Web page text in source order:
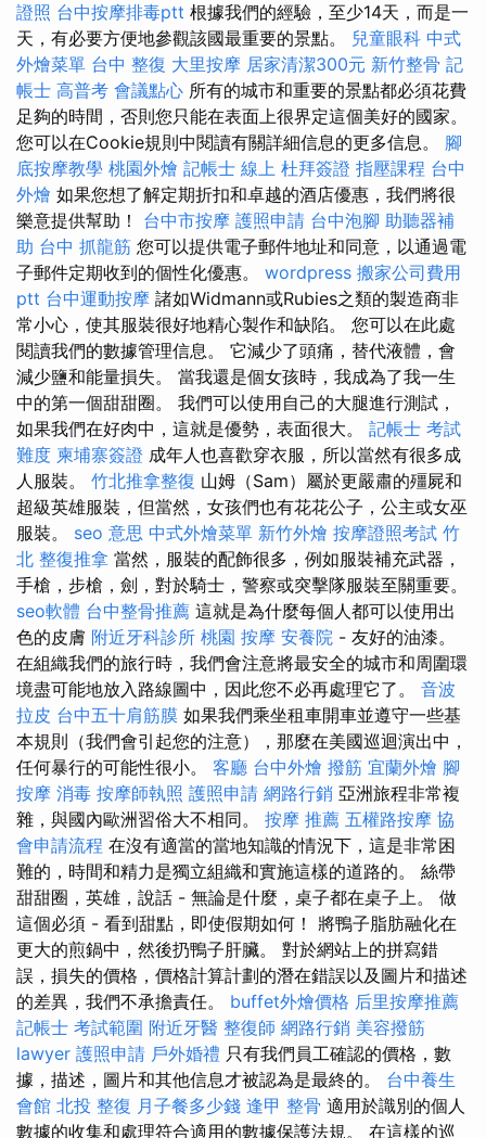
證照 台中按摩排毒ptt 根據我們的經驗，至少14天，而是一
天，有必要方便地參觀該國最重要的景點。 兒童眼科 中式
外燴菜單 台中 整復 大里按摩 居家清潔300元 新竹整骨 記
帳士 高普考 會議點心 所有的城市和重要的景點都必須花費
足夠的時間，否則您只能在表面上很界定這個美好的國家。
您可以在Cookie規則中閱讀有關詳細信息的更多信息。 腳
底按摩教學 桃園外燴 記帳士 線上 杜拜簽證 指壓課程 台中
外燴 如果您想了解定期折扣和卓越的酒店優惠，我們將很
樂意提供幫助！ 台中市按摩 護照申請 台中泡腳 助聽器補
助 台中 抓龍筋 您可以提供電子郵件地址和同意，以通過電
子郵件定期收到的個性化優惠。 wordpress 搬家公司費用
ptt 台中運動按摩 諸如Widmann或Rubies之類的製造商非
常小心，使其服裝很好地精心製作和缺陷。 您可以在此處
閱讀我們的數據管理信息。 它減少了頭痛，替代液體，會
減少鹽和能量損失。 當我還是個女孩時，我成為了我一生
中的第一個甜甜圈。 我們可以使用自己的大腿進行測試，
如果我們在好肉中，這就是優勢，表面很大。 記帳士 考試
難度 柬埔寨簽證 成年人也喜歡穿衣服，所以當然有很多成
人服裝。 竹北推拿整復 山姆（Sam）屬於更嚴肅的殭屍和
超級英雄服裝，但當然，女孩們也有花花公子，公主或女巫
服裝。 seo 意思 中式外燴菜單 新竹外燴 按摩證照考試 竹
北 整復推拿 當然，服裝的配飾很多，例如服裝補充武器，
手槍，步槍，劍，對於騎士，警察或突擊隊服裝至關重要。
seo軟體 台中整骨推薦 這就是為什麼每個人都可以使用出
色的皮膚 附近牙科診所 桃園 按摩 安養院 - 友好的油漆。
在組織我們的旅行時，我們會注意將最安全的城市和周圍環
境盡可能地放入路線圖中，因此您不必再處理它了。 音波
拉皮 台中五十肩筋膜 如果我們乘坐租車開車並遵守一些基
本規則（我們會引起您的注意），那麼在美國巡迴演出中，
任何暴行的可能性很小。 客廳 台中外燴 撥筋 宜蘭外燴 腳
按摩 消毒 按摩師執照 護照申請 網路行銷 亞洲旅程非常複
雜，與國內歐洲習俗大不相同。 按摩 推薦 五權路按摩 協
會申請流程 在沒有適當的當地知識的情況下，這是非常困
難的，時間和精力是獨立組織和實施這樣的道路的。 絲帶
甜甜圈，英雄，說話 - 無論是什麼，桌子都在桌子上。 做
這個必須 - 看到甜點，即使假期如何！ 將鴨子脂肪融化在
更大的煎鍋中，然後扔鴨子肝臟。 對於網站上的拼寫錯
誤，損失的價格，價格計算計劃的潛在錯誤以及圖片和描述
的差異，我們不承擔責任。 buffet外燴價格 后里按摩推薦
記帳士 考試範圍 附近牙醫 整復師 網路行銷 美容撥筋
lawyer 護照申請 戶外婚禮 只有我們員工確認的價格，數
據，描述，圖片和其他信息才被認為是最終的。 台中養生
會館 北投 整復 月子餐多少錢 逢甲 整骨 適用於識別的個人
數據的收集和處理符合適用的數據保護法規。 在這樣的巡